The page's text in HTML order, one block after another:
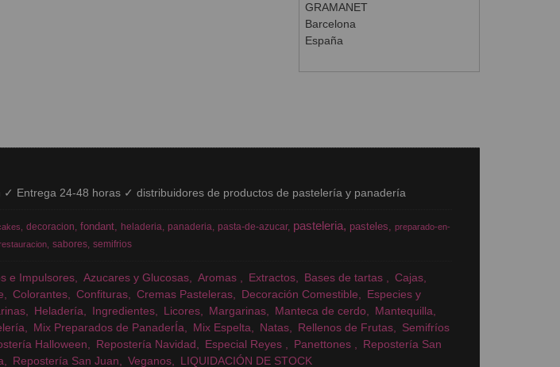
GRAMANET
Barcelona
España
Entrega 24-48 horas ✓ distribuidores de productos de pastelería y panadería
decoracion fondant heladeria panaderia pasta-de-azucar pasteleria pasteles
preparado-en-
sabores semifrios
e Impulsores Azucares y Glucosas Aromas Extractos Bases de tartas
Cajas
Colorantes Confituras Cremas Pasteleras Decoración Comestible
Especies y
Heladería Ingredientes Licores Margarinas Manteca de cerdo
Mantequilla
Mix Preparados de PanaderÍa Mix Espelta Natas Rellenos de Frutas
Semifríos
Halloween Repostería Navidad Especial Reyes Panettones
Repostería San
Repostería San Juan Veganos LIQUIDACIÓN DE STOCK